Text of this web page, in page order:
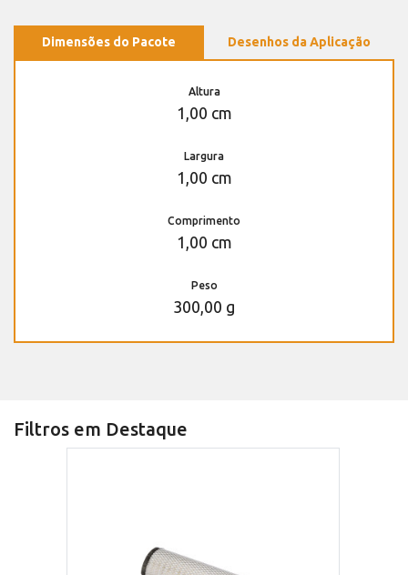
Dimensões do Pacote Desenhos da Aplicação
Altura
1,00 cm
Largura
1,00 cm
Comprimento
1,00 cm
Peso
300,00 g
Filtros em Destaque